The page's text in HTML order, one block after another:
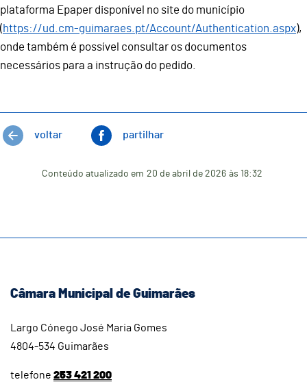
plataforma Epaper disponível no site do município
(https://ud.cm-guimaraes.pt/Account/Authentication.aspx),
onde também é possível consultar os documentos
necessários para a instrução do pedido.
voltar partilhar
Conteúdo atualizado em 20 de abril de 2026 às 18:32
Câmara Municipal de Guimarães
Largo Cónego José Maria Gomes
4804-534 Guimarães
telefone 253 421 200